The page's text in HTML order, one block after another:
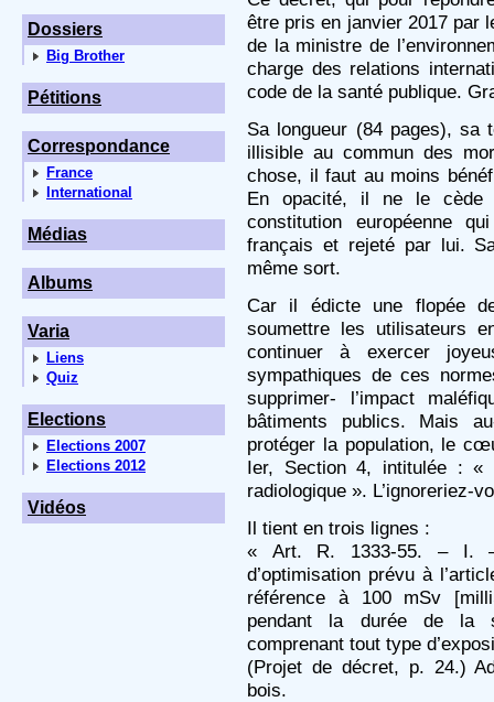
Dossiers
Big Brother
Pétitions
Correspondance
France
International
Médias
Albums
Varia
Liens
Quiz
Elections
Elections 2007
Elections 2012
Vidéos
être pris en janvier 2017 par
de la ministre de
charge des relations
code de la santé publique.
Sa longueur (84 pages), sa
illisible au commun des
chose, il faut au moins
En opacité, il ne le
constitution européenne
français et rejeté par lui.
même sort.
Car il édicte une flopée
soumettre les utilisateurs
continuer à exercer
sympathiques de ces
supprimer- l’impact
bâtiments publics. Mais
protéger la population, le
Ier, Section 4, intitulée : «
radiologique ». L’ignoreriez-
Il tient en trois lignes :
« Art. R. 1333-55. – I. –
d’optimisation prévu à
référence à 100 mSv
pendant la durée de la
comprenant tout type
(Projet de décret, p. 24.)
bois.